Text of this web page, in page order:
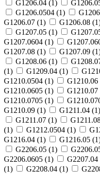
G1206.04 (1)
G1206.0504 (1)
G1206.07 (1) G1206.08 (1
G1207.05 (1)
G1207.0604 (1)
G1207.08 (1) G1207.09 (1
G1208.06 (1)
(1) G1209.04 (1)
G1210.0504 (1) G1210.06
G1210.0605 (1) G1210.07
G1210.0705 (1)
G1210.09 (1) G1211.04 (1)
G1211.07 (1)
(1) G1212.0504 (1)
G1216.04 (1) G1216.05 (1
G2206.05 (1)
G2206.0605 (1) G2207.04
(1) G2208.04 (1)